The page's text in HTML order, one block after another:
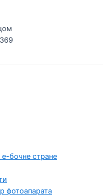
бочне стране
фотоапарата